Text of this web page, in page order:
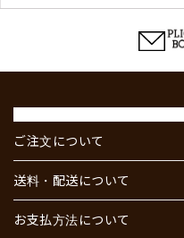
ご注文について
送料・配送について
お支払方法について